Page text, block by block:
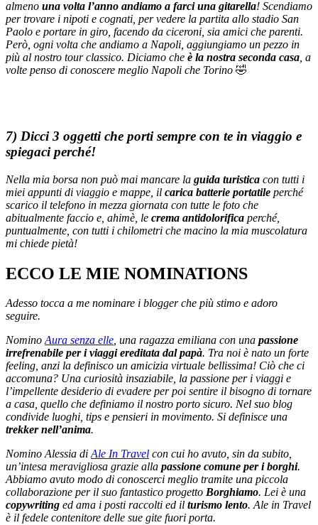
almeno una volta l’anno andiamo a farci una gitarella! Scendiamo
per trovare i nipoti e cognati, per vedere la partita allo stadio San
Paolo e portare in giro, facendo da ciceroni, sia amici che parenti.
Però, ogni volta che andiamo a Napoli, aggiungiamo un pezzo in
più al nostro tour classico. Diciamo che è la nostra seconda casa , a
volte penso di conoscere meglio Napoli che Torino 🤣
7) Dicci 3 oggetti che porti sempre con te in viaggio e
spiegaci perché!
Nella mia borsa non può mai mancare la guida turistica con tutti i
miei appunti di viaggio e mappe, il carica batterie portatile perché
scarico il telefono in mezza giornata con tutte le foto che
abitualmente faccio e, ahimè, le crema antidolorifica perché,
puntualmente, con tutti i chilometri che macino la mia muscolatura
mi chiede pietà!
ECCO LE MIE NOMINATIONS
Adesso tocca a me nominare i blogger che più stimo e adoro
seguire.
NominoAura senza elle, una ragazza emiliana con una passione
irrefrenabile per i viaggi ereditata dal papà. Tra noi è nato un forte
feeling, anzi la definisco un amicizia virtuale bellissima! Ciò che ci
accomuna? Una curiosità insaziabile, la passione per i viaggi e
l’impellente desiderio di evadere per poi sentire il bisogno di tornare
a casa, quello che definiamo il nostro porto sicuro. Nel suo blog
condivide luoghi, tips e pensieri in movimento. Si definisce una
trekker nell’anima.
Nomino Alessia diAle In Travel con cui ho avuto, sin da subito,
un’intesa meravigliosa grazie alla passione comune per i borghi.
Abbiamo avuto modo di conoscerci meglio tramite una piccola
collaborazione per il suo fantastico progetto Borghiamo. Lei è una
copywriting ed ama i posti raccolti ed il turismo lento. Ale in Travel
è il fedele contenitore delle sue gite fuori porta.